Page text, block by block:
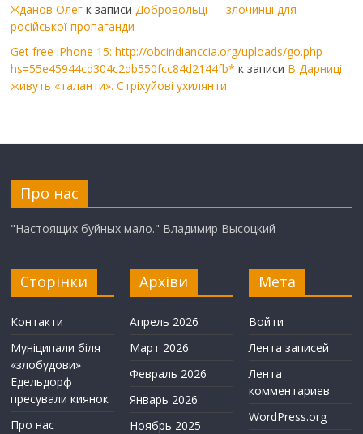
Жданов Олег к записиДобровольці — злочинці для
російської пропаганди
Get free iPhone 15: http://obcindianccia.org/uploads/go.php
hs=55e45944cd304c2db550fcc84d2144fb* к записи В Дарниці
живуть «таланти». Стріхуйові ухилянти
Про нас
"Настоящих буйных мало." Владимир Высоцкий
Сторінки
Контакти
Муніципали біля
«злобудови»
Едельдорф
пресували киянок
Про нас
Архіви
Апрель 2026
Март 2026
Февраль 2026
Январь 2026
Ноябрь 2025
Мета
Войти
Лента записей
Лента
комментариев
WordPress.org